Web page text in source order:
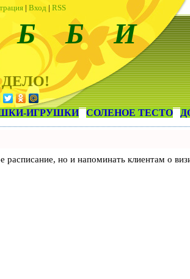
| Вход | RSS
Б Б И
ИГРУШКИ СОЛЕНОЕ ТЕСТО
расписание, но и напоминать клиентам о